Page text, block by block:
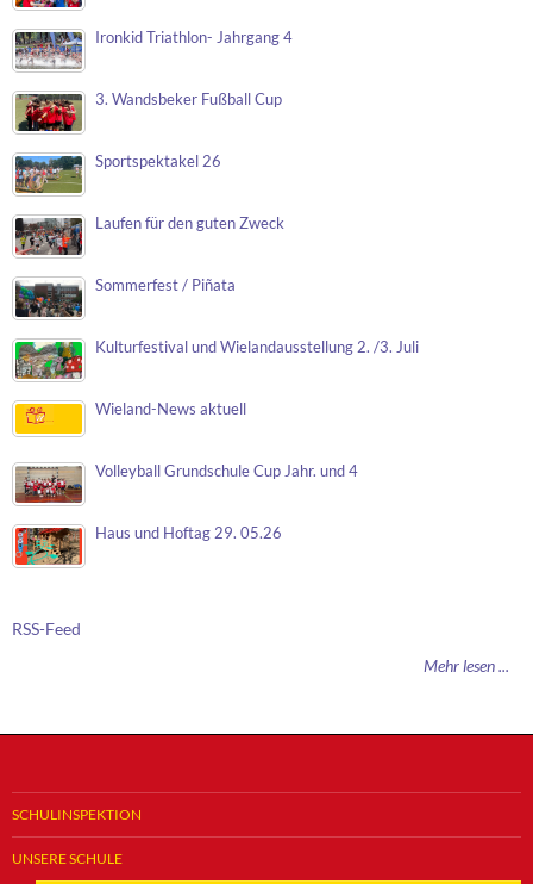
Ironkid Triathlon- Jahrgang 4
3. Wandsbeker Fußball Cup
Sportspektakel 26
Laufen für den guten Zweck
Sommerfest / Piñata
Kulturfestival und Wielandausstellung 2. /3. Juli
Wieland-News aktuell
Volleyball Grundschule Cup Jahr. und 4
Haus und Hoftag 29. 05.26
RSS-Feed
Mehr lesen ...
SCHULINSPEKTION
UNSERE SCHULE